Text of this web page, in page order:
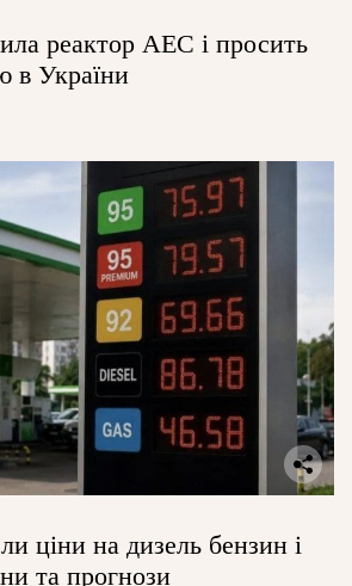
реактор АЕС і просить
в України
ціни на дизель бензин і
та прогнози